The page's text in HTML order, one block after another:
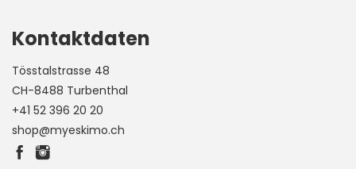
Kontaktdaten
Tösstalstrasse 48
CH-8488 Turbenthal
+41 52 396 20 20
shop@myeskimo.ch